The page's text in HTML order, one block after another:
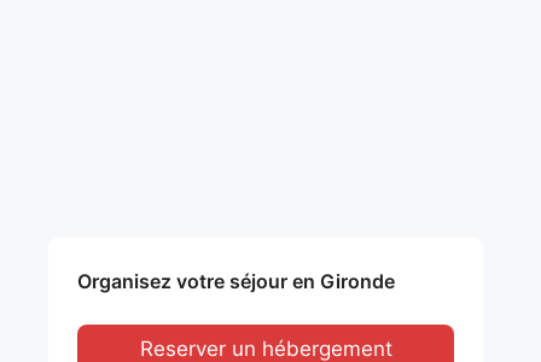
Organisez votre séjour en Gironde
Reserver un hébergement